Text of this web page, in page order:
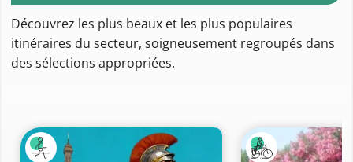
Découvrez les plus beaux et les plus populaires
itinéraires du secteur, soigneusement regroupés dans
des sélections appropriées.